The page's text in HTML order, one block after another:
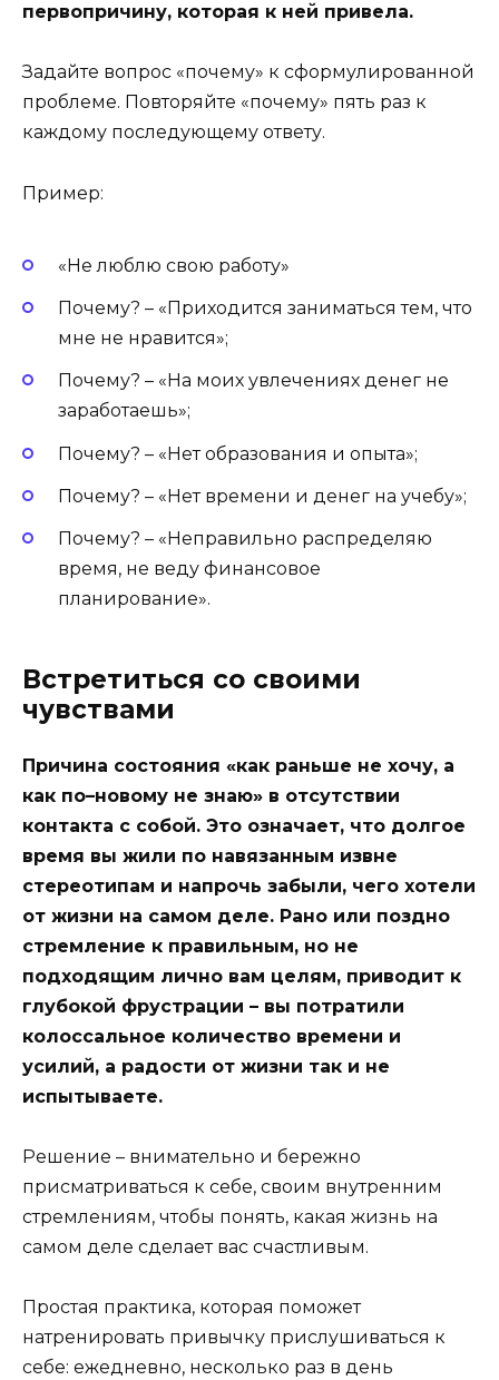
первопричину, которая к ней привела.
Задайте вопрос «почему» к сформулированной
проблеме. Повторяйте «почему» пять раз к
каждому последующему ответу.
Пример:
«Не люблю свою работу»
Почему? – «Приходится заниматься тем, что
мне не нравится»;
Почему? – «На моих увлечениях денег не
заработаешь»;
Почему? – «Нет образования и опыта»;
Почему? – «Нет времени и денег на учебу»;
Почему? – «Неправильно распределяю
время, не веду финансовое
планирование».
Встретиться со своими
чувствами
Причина состояния «как раньше не хочу, а
как по–новому не знаю» в отсутствии
контакта с собой. Это означает, что долгое
время вы жили по навязанным извне
стереотипам и напрочь забыли, чего хотели
от жизни на самом деле. Рано или поздно
стремление к правильным, но не
подходящим лично вам целям, приводит к
глубокой фрустрации – вы потратили
колоссальное количество времени и
усилий, а радости от жизни так и не
испытываете.
Решение – внимательно и бережно
присматриваться к себе, своим внутренним
стремлениям, чтобы понять, какая жизнь на
самом деле сделает вас счастливым.
Простая практика, которая поможет
натренировать привычку прислушиваться к
себе: ежедневно, несколько раз в день